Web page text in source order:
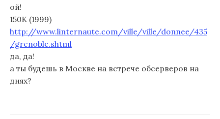
ой!
150K (1999)
http://www.linternaute.com/ville/ville/donnee/435
/grenoble.shtml
да, да!
а ты будешь в Москве на встрече обсерверов на
днях?